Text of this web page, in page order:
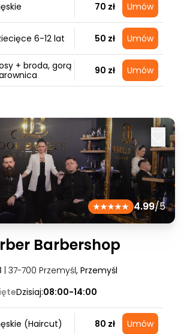
70 zł Umów
6-12 lat 50 zł Umów
+ broda, gorą
90 zł Umów
4.99/5
Barbershop
| 37-700 Przemyśl, Przemyśl
Dzisiaj:08:00-14:00
(Haircut) 80 zł Umów